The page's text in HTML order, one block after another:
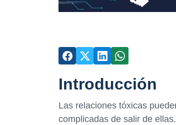
Introducción
Las relaciones tóxicas
complicadas de salir de